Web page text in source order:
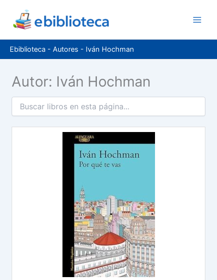
contenido
Ebiblioteca - Autores - Iván Hochman
Autor: Iván Hochman